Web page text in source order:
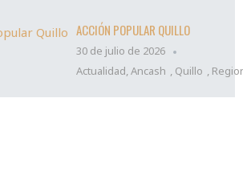
ACCIÓN POPULAR QUILLO
30 de julio de 2026
Actualidad,Ancash , Quillo ,